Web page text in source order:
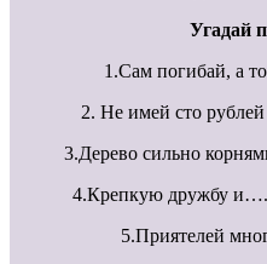
Угадай
1.Сам погибай, а
2. Не имей сто
3.Дерево сильно
4.Крепкую дружбу
5.Приятелей